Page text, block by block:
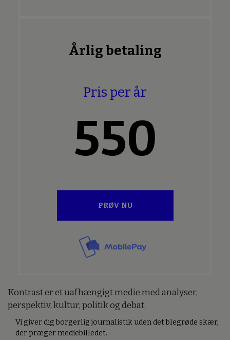
Årlig betaling
Pris per år
550
PRØV NU
Kontrast er et uafhængigt medie med analyser,
perspektiv, kultur, politik og debat.
Vi giver dig borgerlig journalistik uden det blegrøde skær,
der præger mediebilledet.